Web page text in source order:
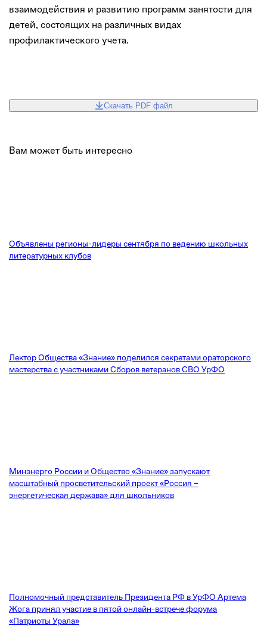
взаимодействия и развитию программ занятости для
детей, состоящих на различных видах
профилактического учета.
Скачать PDF файл
Вам может быть интересно
Объявлены регионы-лидеры сентября по ведению школьных
литературных клубов
Лектор Общества «Знание» поделился секретами ораторского
мастерства с участниками Сборов ветеранов СВО УрФО
Минэнерго России и Общество «Знание» запускают
масштабный просветительский проект «Россия –
энергетическая держава» для школьников
Полномочный представитель Президента РФ в УрФО Артема
Жога принял участие в пятой онлайн-встрече форума
«Патриоты Урала»